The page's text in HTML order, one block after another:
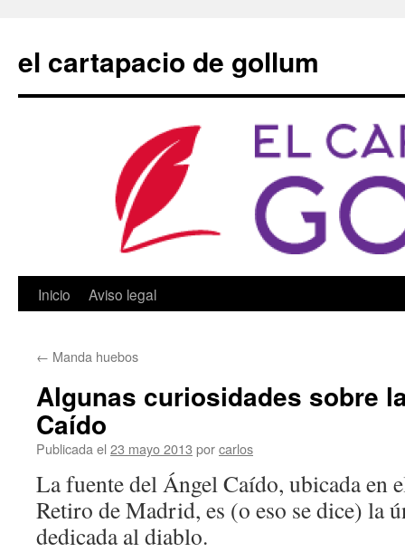
contenido
el cartapacio de gollum
Inicio Aviso legal
← Manda huebos
Algunas curiosidades sobre
Caído
Publicada el 23 mayo 2013 porcarlos
La fuente del Ángel Caído, ubicada en
Retiro de Madrid, es (o eso se dice) la
dedicada al diablo.